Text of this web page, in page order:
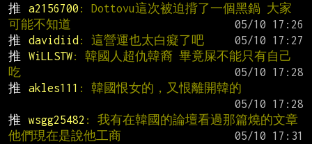
推
a2156700 : Dottovu這次被迫揹了一個黑鍋 大家
可能不知道
推
davidiid : 這營運也太白癡了吧
推
WiLLSTW: 韓國人超仇韓裔 畢竟屎不能只有自己
吃
推
akles111 : 韓國恨女的，又恨離開韓的
推
wsgg25482 : 我有在韓國的論壇看過那篇燒的文章
他們現在是說他工商